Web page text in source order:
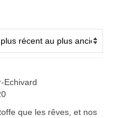
Echivard
que les rêves, et nos